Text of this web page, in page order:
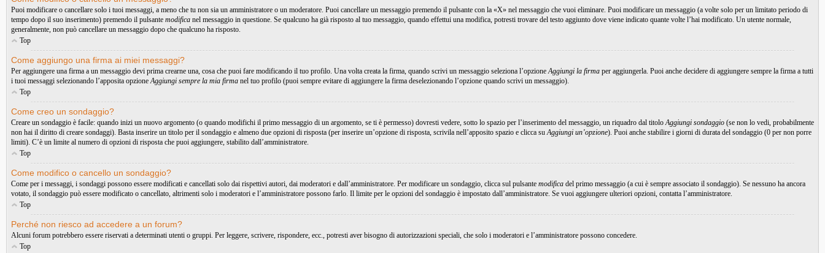
Puoi modificare o cancellare solo i tuoi messaggi, a meno che tu non sia un amministratore o un moderatore. Puoi cancellare un messaggio premendo il pulsante con la «X» nel messaggio che vuoi eliminare. Puoi modificare un messaggio (a volte solo per un limitato periodo di
tempo dopo il suo inserimento) premendo il pulsante modifica nel messaggio in questione. Se qualcuno ha già risposto al tuo messaggio, quando effettui una modifica, potresti trovare del testo aggiunto dove viene indicato quante volte l’hai modificato. Un utente normale,
generalmente, non può cancellare un messaggio dopo che qualcuno ha risposto.
Top
Come aggiungo una firma ai miei messaggi?
Per aggiungere una firma a un messaggio devi prima crearne una, cosa che puoi fare modificando il tuo profilo. Una volta creata la firma, quando scrivi un messaggio seleziona l’opzioneAggiungi la firma per aggiungerla. Puoi anche decidere di aggiungere sempre la firma a tutti
i tuoi messaggi selezionando l’apposita opzioneAggiungi sempre la mia firma nel tuo profilo (puoi sempre evitare di aggiungere la firma deselezionando l’opzione quando scrivi un messaggio).
Top
Come creo un sondaggio?
Creare un sondaggio è facile: quando inizi un nuovo argomento (o quando modifichi il primo messaggio di un argomento, se ti è permesso) dovresti vedere, sotto lo spazio per l’inserimento del messaggio, un riquadro dal titoloAggiungi sondaggio (se non lo vedi, probabilmente
non hai il diritto di creare sondaggi). Basta inserire un titolo per il sondaggio e almeno due opzioni di risposta (per inserire un’opzione di risposta, scrivila nell’apposito spazio e clicca suAggiungi un’opzione). Puoi anche stabilire i giorni di durata del sondaggio (0 per non porre
limiti). C’è un limite al numero di opzioni di risposta che puoi aggiungere, stabilito dall’amministratore.
Top
Come modifico o cancello un sondaggio?
Come per i messaggi, i sondaggi possono essere modificati e cancellati solo dai rispettivi autori, dai moderatori e dall’amministratore. Per modificare un sondaggio, clicca sul pulsante modifica del primo messaggio (a cui è sempre associato il sondaggio). Se nessuno ha ancora
votato, il sondaggio può essere modificato o cancellato, altrimenti solo i moderatori e l’amministratore possono farlo. Il limite per le opzioni del sondaggio è impostato dall’amministratore. Se vuoi aggiungere ulteriori opzioni, contatta l’amministratore.
Top
Perché non riesco ad accedere a un forum?
Alcuni forum potrebbero essere riservati a determinati utenti o gruppi. Per leggere, scrivere, rispondere, ecc., potresti aver bisogno di autorizzazioni speciali, che solo i moderatori e l’amministratore possono concedere.
Top